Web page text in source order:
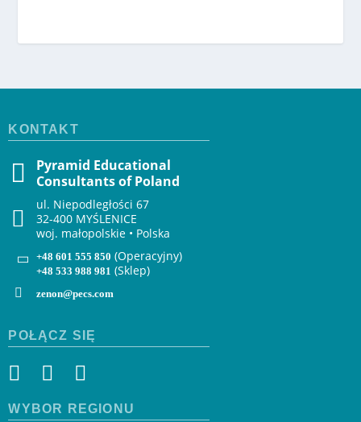
KONTAKT
Pyramid Educational
Consultants of Poland
ul. Niepodległości 67
32-400 MYŚLENICE
woj. małopolskie • Polska
+48 601 555 850 (Operacyjny)
+48 533 988 981 (Sklep)
zenon@pecs.com
POŁĄCZ SIĘ
WYBÓR REGIONU